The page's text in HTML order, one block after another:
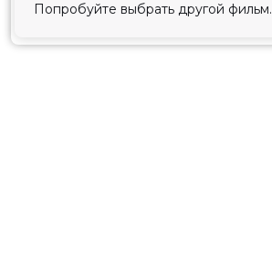
Попробуйте выбрать другой фильм.
Принять